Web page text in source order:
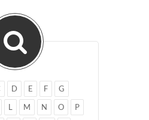
D E F
G
L M N O
P